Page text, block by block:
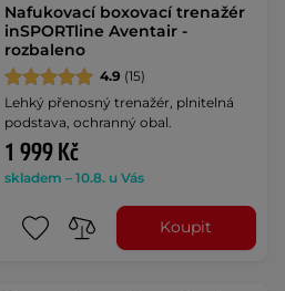
Nafukovací boxovací trenažér
inSPORTline Aventair -
rozbaleno
4.9 (15)
Lehký přenosný trenažér, plnitelná
podstava, ochranný obal.
1 999 Kč
skladem – 10.8. u Vás
Koupit